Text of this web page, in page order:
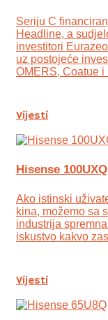
Seriju C
Headline, a
investitori
uz postojeće
OMERS, Coatue
Vijesti
Hisense 100UXQ
Ako istinski
kina, možemo sa
industrija
iskustvo kakvo
Vijesti